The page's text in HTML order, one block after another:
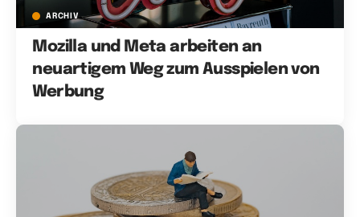
ARCHIV
Mozilla und Meta arbeiten an
neuartigem Weg zum Ausspielen von
Werbung